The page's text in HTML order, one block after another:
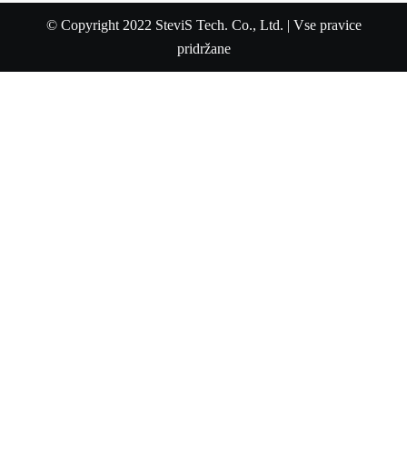
© Copyright 2022 SteviS Tech. Co., Ltd. | Vse pravice
pridržane